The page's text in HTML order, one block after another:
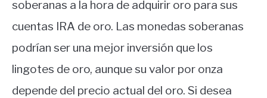
soberanas a la hora de adquirir oro para sus
cuentas IRA de oro. Las monedas soberanas
podrían ser una mejor inversión que los
lingotes de oro, aunque su valor por onza
depende del precio actual del oro. Si desea